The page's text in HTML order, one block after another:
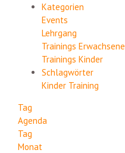
Kategorien
Events
Lehrgang
Trainings Erwachsene
Trainings Kinder
Schlagwörter
Kinder Training
Tag
Agenda
Tag
Monat